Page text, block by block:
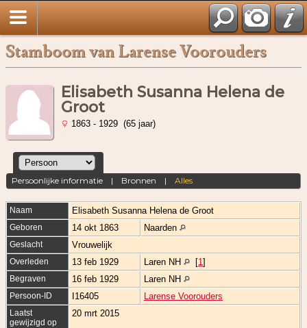
Stamboom van Larense Voorouders
Elisabeth Susanna Helena de
Groot
1863 - 1929 (65 jaar)
Persoonlijke informatie | Bronnen |Alles
Naam Elisabeth Susanna Helena de Groot
Geboren 14 okt 1863 Naarden
Geslacht Vrouwelijk
Overleden 13 feb 1929 Laren NH [1 ]
Begraven 16 feb 1929 Laren NH
Persoon-ID I16405 Larense Voorouders
Laatst
gewijzigd op
20 mrt 2015